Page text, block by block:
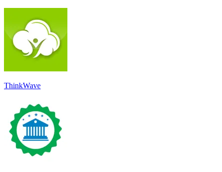
ThinkWave